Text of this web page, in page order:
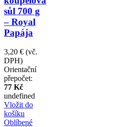
sůl 700 g
– Royal
Papája
3,20 € (vč.
DPH)
Orientační
přepočet:
77 Kč
undefined
Vložit do
košíku
Oblíbené